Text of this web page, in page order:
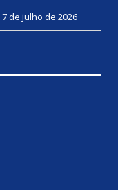
7 de julho de 2026